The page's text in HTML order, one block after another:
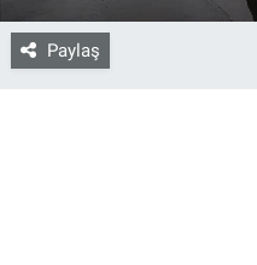
Paylaş
Gözden Kaçmasın